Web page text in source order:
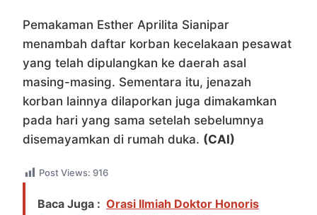
Pemakaman Esther Aprilita Sianipar
menambah daftar korban kecelakaan pesawat
yang telah dipulangkan ke daerah asal
masing-masing. Sementara itu, jenazah
korban lainnya dilaporkan juga dimakamkan
pada hari yang sama setelah sebelumnya
disemayamkan di rumah duka. (CAI)
Post Views: 916
Baca Juga : Orasi Ilmiah Doktor Honoris